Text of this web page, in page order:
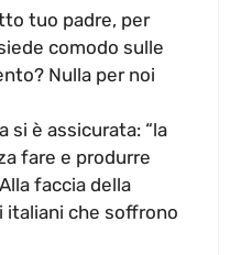
tuo padre, per
comodo sulle
Nulla per noi
si è assicurata: “la
fare e produrre
faccia della
italiani che soffrono